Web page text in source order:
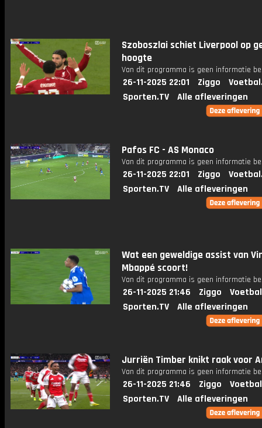
Szoboszlai schiet Liverpool op
hoogte
Van dit programma is geen informatie
26-11-2025 22:01 Ziggo
Sporten.TV
Alle afleveringen
Pafos FC - AS Monaco
Van dit programma is geen informatie
26-11-2025 22:01 Ziggo
Sporten.TV
Alle afleveringen
Wat een geweldige assist van
Mbappé scoort!
Van dit programma is geen informatie
26-11-2025 21:46 Ziggo
Sporten.TV
Alle afleveringen
Jurriën Timber knikt raak voor
Van dit programma is geen informatie
26-11-2025 21:46 Ziggo
Sporten.TV
Alle afleveringen